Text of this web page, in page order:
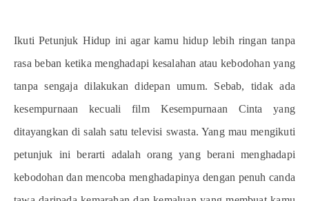
Ikuti Petunjuk Hidup ini agar kamu hidup lebih ringan tanpa
rasa beban ketika menghadapi kesalahan atau kebodohan yang
tanpa sengaja dilakukan didepan umum. Sebab, tidak ada
kesempurnaan kecuali film Kesempurnaan Cinta yang
ditayangkan di salah satu televisi swasta. Yang mau mengikuti
petunjuk ini berarti adalah orang yang berani menghadapi
kebodohan dan mencoba menghadapinya dengan penuh canda